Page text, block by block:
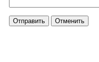
Отправить Отменить